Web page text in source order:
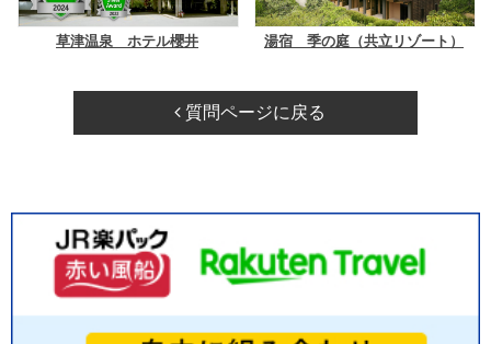
草津温泉 ホテル櫻井 湯宿 季の庭（共立リゾート）
質問ページに戻る